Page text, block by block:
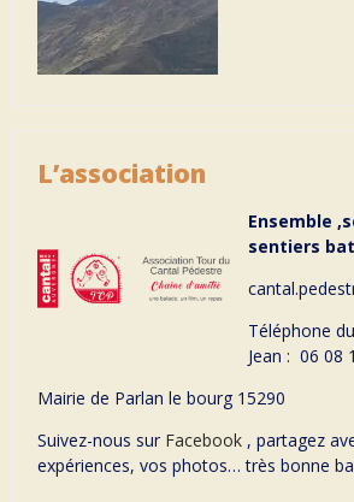
L’association
Ensemble
sentiers
Téléphone
Jean : 06 08
Mairie de Parlan le bourg 15290
Suivez-nous sur Facebook , partagez
expériences, vos photos… très bonne